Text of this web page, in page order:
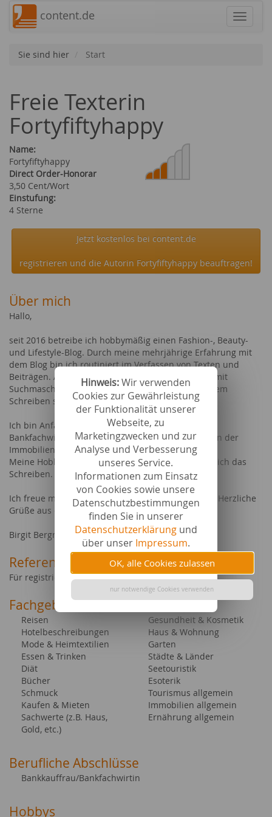
Hinweis:Wir verwenden
Cookies zur Gewährleistung
der Funktionalität unserer
Webseite, zu
Marketingzwecken und zur
Analyse und Verbesserung
unseres Service.
Informationen zum Einsatz
von Cookies sowie unsere
Datenschutzbestimmungen
finden Sie in unserer
Datenschutzerklärungund
über unser Impressum.
OK, alle Cookies zulassen
nur notwendige Cookies verwenden
content.de
Sie sind hier Start
Freie Texterin
Fortyfiftyhappy
Name:
Fortyfiftyhappy
Direct Order-Honorar
3,50 Cent/Wort
Einstufung:
4 Sterne
Jetzt kostenlos bei content.de
registrieren und die Autorin Fortyfiftyhappy beauftragen!
Über mich
Hallo,
seit 2016 betreibe ich hobbymäßig einen Fashion-, Beauty-
und Lifestyle-Blog. Durch meine mehrjährige Erfahrung mit
dem Blog bin ich routiniert im Verfassen von Texten und
Beiträgen. Außerdem kenne ich mich mittlerweile mit
Suchmaschinenoptimierung und kundenorientiertem
Schreiben sehr gut aus.
Ich bin Anfang 50, ledig, eine Tochter, gelernte
Bankfachwirtin, arbeite seit 25 Jahren selbständig in der
Immobilienwirtschaft.
Meine Hobbies sind Reisen, Lesen, Yoga und natürlich das
Schreiben.
Ich freue mich auf die Zusammenarbeit mit Ihnen. Herzliche
Grüße aus dem Neckartal
Birgit Bergmann
Referenztexte
Für registrierte Kunden im Account einsehbar
Fachgebiete bei content.de
Reisen
Hotelbeschreibungen
Mode & Heimtextilien
Essen & Trinken
Diät
Bücher
Schmuck
Kaufen & Mieten
Sachwerte (z.B. Haus,
Gold, etc.)
Gesundheit & Kosmetik
Haus & Wohnung
Garten
Städte & Länder
Seetouristik
Esoterik
Tourismus allgemein
Immobilien allgemein
Ernährung allgemein
Berufliche Abschlüsse
Bankkauffrau/Bankfachwirtin
Hobbys